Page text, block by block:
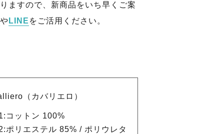
ますので、新商品をいち早くご案
や LINE をご活用ください。
（カバリエロ）
コットン 100%
ポリエステル 85% / ポリウレタ